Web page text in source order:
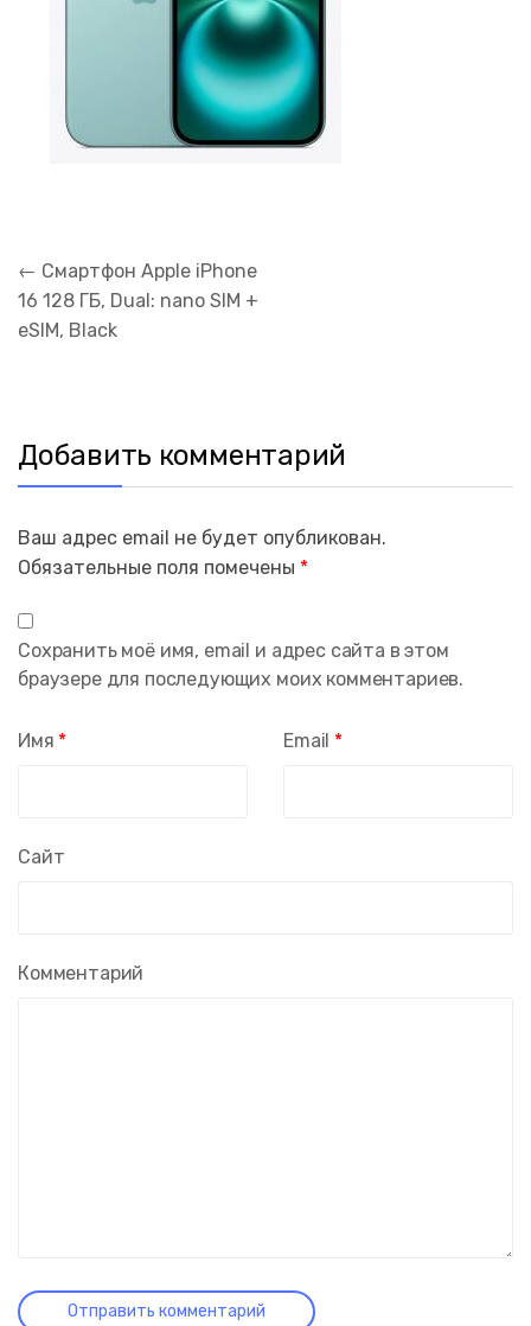
Навигация
по
записям
← Смартфон Apple iPhone
16 128 ГБ, Dual: nano SIM +
eSIM, Black
Добавить комментарий
Ваш адрес email не будет опубликован.
Обязательные поля помечены *
Комментарий
Имя * Email *
Сайт
Сохранить моё имя, email и адрес сайта в этом
браузере для последующих моих комментариев.